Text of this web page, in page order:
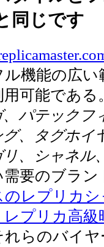
同じです
ル機能の広
用可能であ
、パテックフ
グ、タグホ
リ、シャネル
需要のブラ
のレプリカ
レプリカ高級
れらのバイ